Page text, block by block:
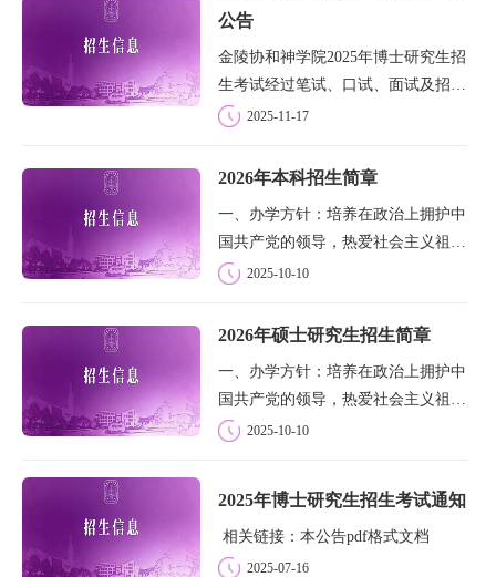
考试地点：金陵...
公告
金陵协和神学院2025年博士研究生招
生考试经过笔试、口试、面试及招生
小组充分讨论后，共录取3人，现公
生（新约研究专业）浙江省：卢恩耀
究生内蒙古：...
2025-11-17
2026年本科招生简章
一、办学方针：培养在政治上拥护中
国共产党的领导，热爱社会主义祖
国，坚持中国教会的三自原则和基督
识上有较高造诣、善于团结信徒、乐
健康的教会...
2025-10-10
2026年硕士研究生招生简章
一、办学方针：培养在政治上拥护中
国共产党的领导，热爱社会主义祖
国，坚持中国教会的三自原则和基督
意服务教会和社会、品德优良、身心
健康的教会...
2025-10-10
2025年博士研究生招生考试通知
相关链接：本公告pdf格式文档
2025-07-16